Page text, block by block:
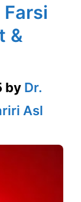
&
by Dr.
Asl